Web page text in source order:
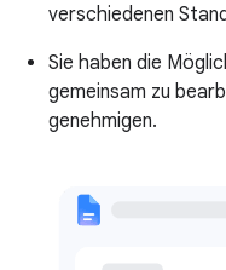
verschiedenen
Sie haben die
gemeinsam zu
genehmigen.